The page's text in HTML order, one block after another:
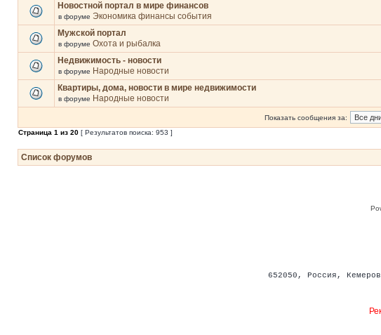
Новостной портал в мире финансов
в форуме Экономика финансы события
Мужской портал
в форуме Охота и рыбалка
Недвижимость - новости
в форуме Народные новости
Квартиры, дома, новости в мире недвижимости
в форуме Народные новости
Показать сообщения за:
Страница 1 из 20 [ Результатов поиска: 953 ]
Список форумов
652050 , Россия ,